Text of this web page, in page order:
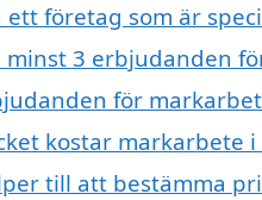
ett företag som är
minst 3 erbjudanden
för
kostar markarbete i
till att bestämma